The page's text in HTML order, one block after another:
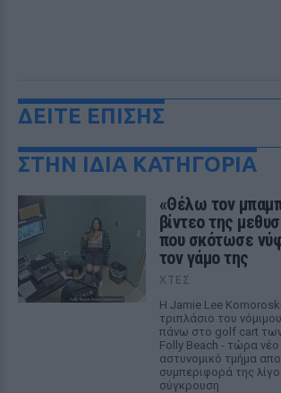
ΔΕΙΤΕ ΕΠΙΣΗΣ
ΣΤΗΝ ΙΔΙΑ ΚΑΤΗΓΟΡΙΑ
«Θέλω τον
βίντεο της
που σκότωσε
τον γάμο της
ΧΤΕΣ
Η Jamie Lee
τριπλάσιο του
πάνω στο golf cart
Folly Beach - τώρα
αστυνομικό τμήμα
συμπεριφορά της
σύγκρουση